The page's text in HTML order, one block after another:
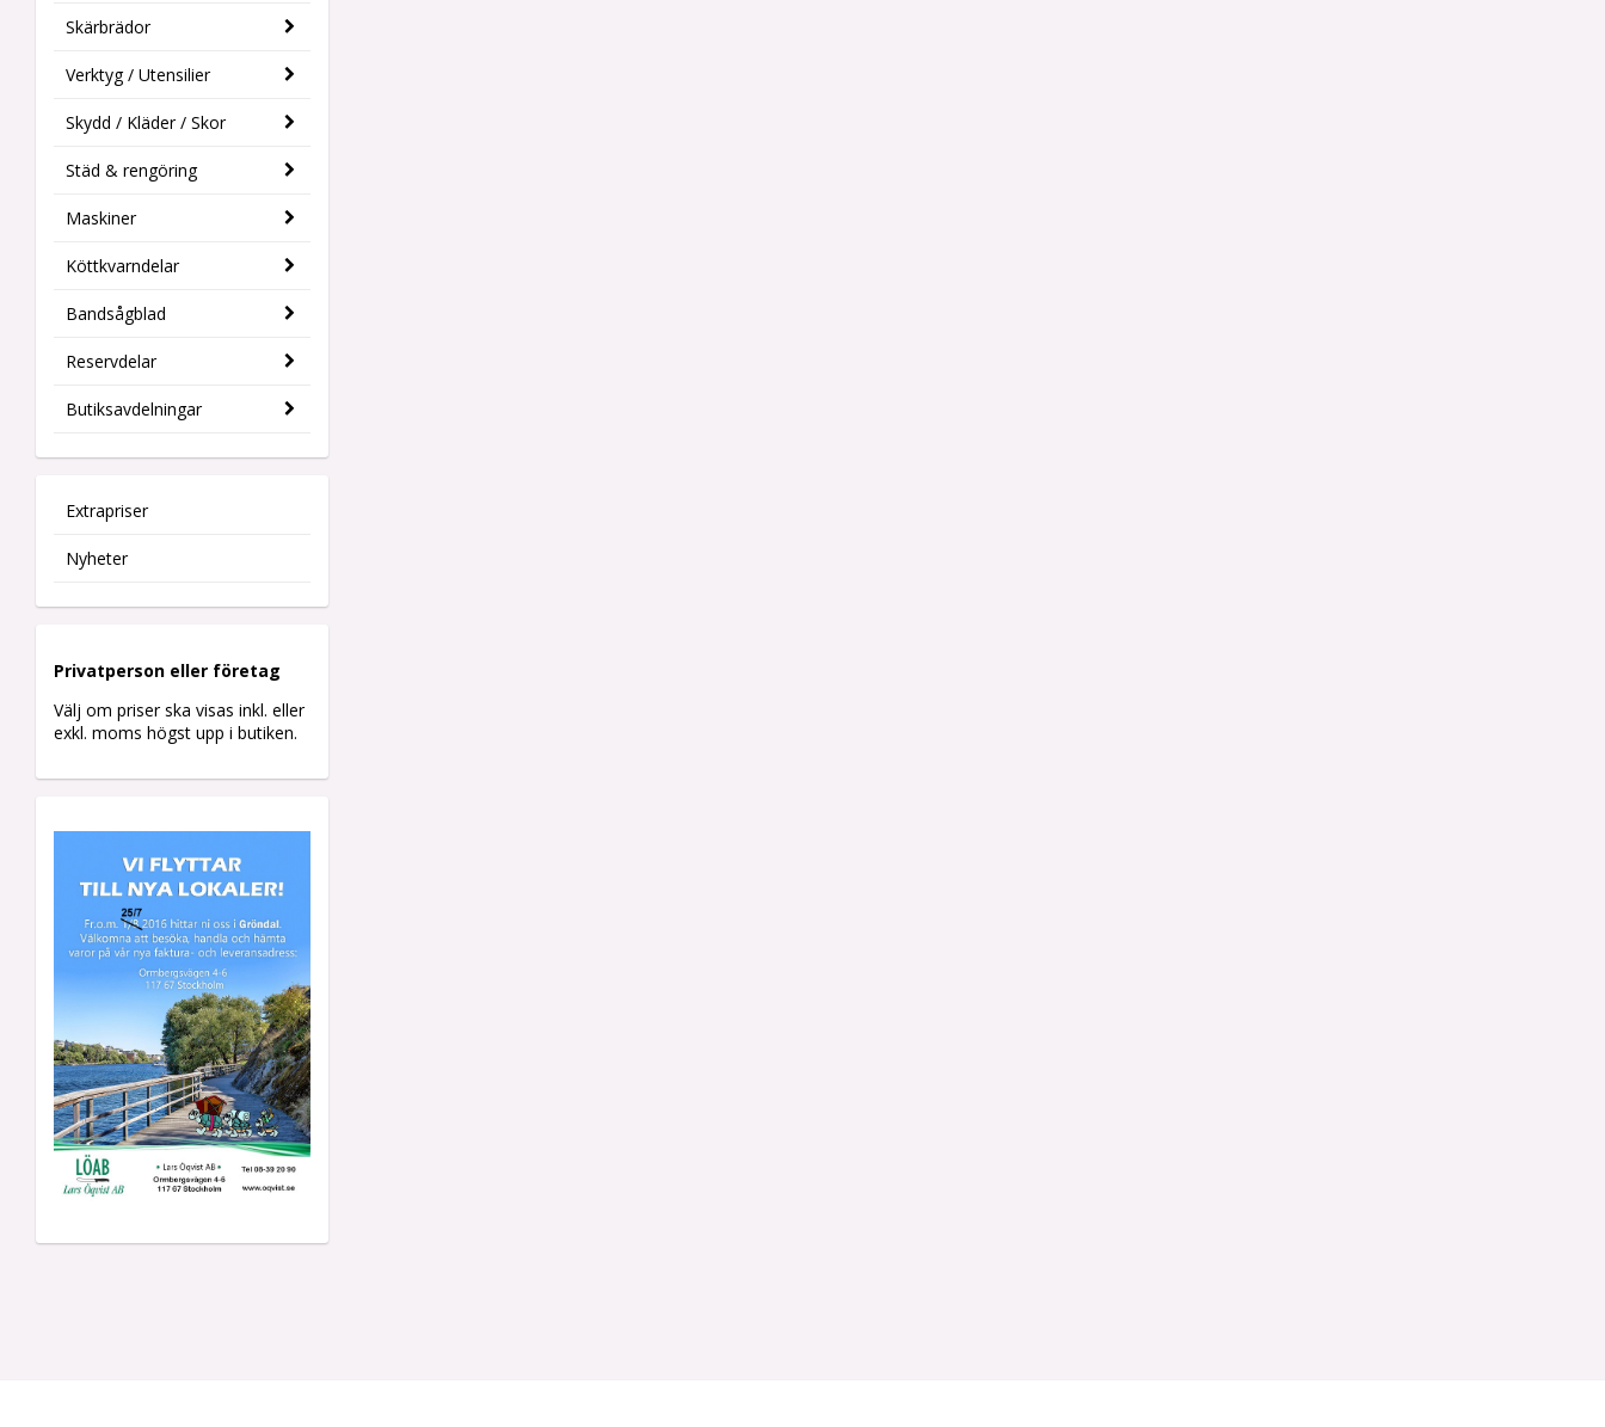
Skärbrädor
Verktyg / Utensilier
Skydd / Kläder / Skor
Städ & rengöring
Maskiner
Köttkvarndelar
Bandsågblad
Reservdelar
Butiksavdelningar
Extrapriser
Nyheter
Privatperson eller företag
Välj om priser ska visas inkl. eller
exkl. moms högst upp i butiken.